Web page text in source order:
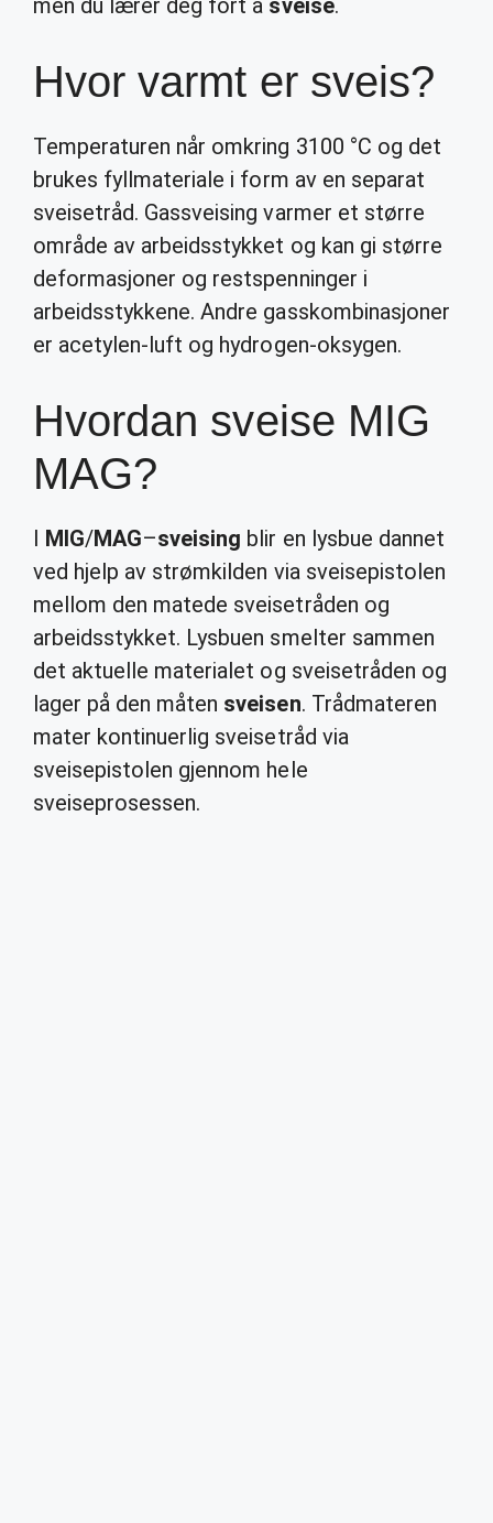
men du lærer deg fort å sveise.
Hvor varmt er sveis?
Temperaturen når omkring 3100 °C og det
brukes fyllmateriale i form av en separat
sveisetråd. Gassveising varmer et større
område av arbeidsstykket og kan gi større
deformasjoner og restspenninger i
arbeidsstykkene. Andre gasskombinasjoner
er acetylen-luft og hydrogen-oksygen.
Hvordan sveise MIG
MAG?
I MIG/MAG–sveising blir en lysbue dannet
ved hjelp av strømkilden via sveisepistolen
mellom den matede sveisetråden og
arbeidsstykket. Lysbuen smelter sammen
det aktuelle materialet og sveisetråden og
lager på den måten sveisen. Trådmateren
mater kontinuerlig sveisetråd via
sveisepistolen gjennom hele
sveiseprosessen.